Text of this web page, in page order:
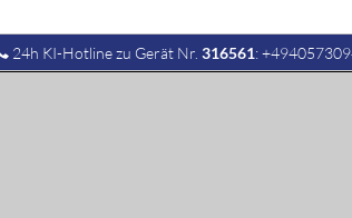
24h KI-Hotline zu Gerät Nr.316561: